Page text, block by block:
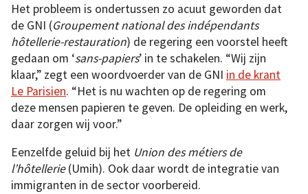
Het probleem is ondertussen zo acuut geworden dat
de GNI (Groupement national des indépendants
hôtellerie-restauration) de regering een voorstel heeft
gedaan om ‘sans-papiers’ in te schakelen. “Wij zijn
klaar,” zegt een woordvoerder van de GNI in de krant
Le Parisien. “Het is nu wachten op de regering om
deze mensen papieren te geven. De opleiding en werk,
daar zorgen wij voor.”
Eenzelfde geluid bij het Union des métiers de
l’hôtellerie(Umih). Ook daar wordt de integratie van
immigranten in de sector voorbereid.